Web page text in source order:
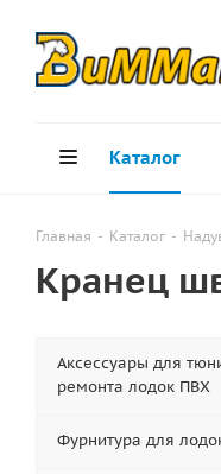
Каталог
Главная - Каталог -
Кранец
Аксессуары для
ремонта лодок ПВХ
Фурнитура для